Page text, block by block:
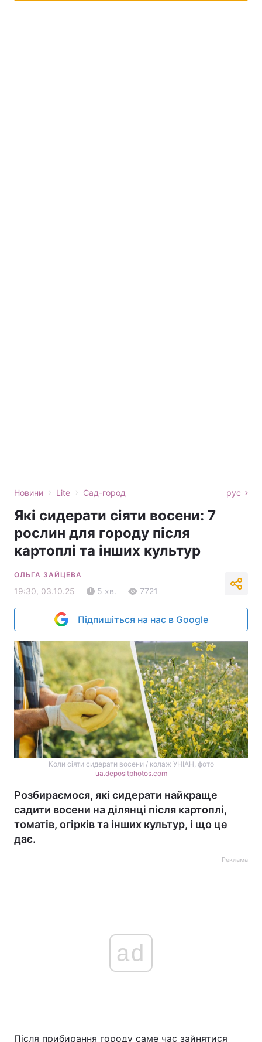
Новини › Lite › Сад-город рус
Які сидерати сіяти восени: 7
рослин для городу після
картоплі та інших культур
ОЛЬГА ЗАЙЦЕВА
19:30, 03.10.25 5 хв. 7721
Підпишіться на нас в Google
Коли сіяти сидерати восени / колаж УНІАН, фото
ua.depositphotos.com
Розбираємося, які сидерати найкраще
садити восени на ділянці після картоплі,
томатів, огірків та інших культур, і що це
дає.
Реклама
ad
Після прибирання городу саме час зайнятися